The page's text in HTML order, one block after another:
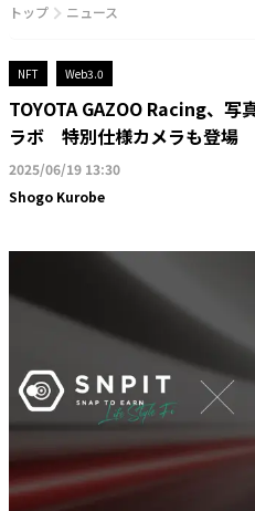
トップ ニュース
NFT Web3.0
TOYOTA GAZOO Racing、写
ラボ 特別仕様カメラも登場
2025/06/19 13:30
Shogo Kurobe